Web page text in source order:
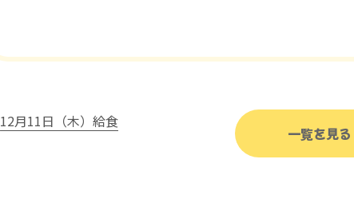
12月11日（木）給食
一覧を見る